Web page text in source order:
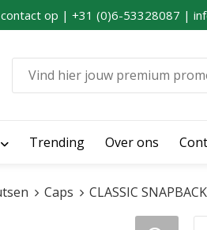
op | +31 (0)6-53328087 |
Trending Over ons
Caps CLASSIC